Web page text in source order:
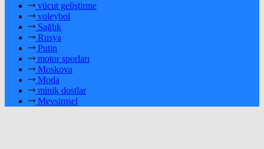
vücut geliştirme
voleybol
Sağlık
Rusya
Putin
motor sporları
Moskova
Moda
minik dostlar
Mevsimsel